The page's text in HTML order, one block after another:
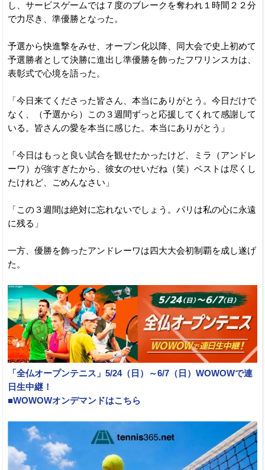
し、サービスゲームでは７度のブレークを奪われ１時間２２分
で力尽き、準優勝となった。
予選から快進撃をみせ、オープン化以降、同大会で史上初めて
予選勝者として決勝に進出し準優勝を飾ったフワリンスカは、
表彰式で心境を語った。
「今日来てくださった皆さん、本当にありがとう。今日だけで
なく、（予選から）この３週間ずっと応援してくれて感謝して
いる。皆さんの愛を本当に感じた。本当にありがとう」
「今日はもっと良い試合を観せたかったけど、ミラ（アンドレ
ーワ）が強すぎたから、彼女のせいだね（笑）ベストは尽くし
たけれど、ごめんなさい」
「この３週間は絶対に忘れないでしょう。パリは私の心に永遠
に残る」
一方、優勝を飾ったアンドレーワは四大大会初制覇を成し遂げ
た。
「全仏オープンテニス」5/24（日）～6/7（日）WOWOWで連
日生中継！
■WOWOWオンデマンドはこちら